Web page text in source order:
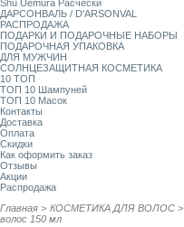
Shu Uemura Расчески
ДАРСОНВАЛЬ / D'ARSONVAL
РАСПРОДАЖА
ПОДАРКИ И ПОДАРОЧНЫЕ НАБОРЫ
ПОДАРОЧНАЯ УПАКОВКА
ДЛЯ МУЖЧИН
СОЛНЦЕЗАЩИТНАЯ КОСМЕТИКА
10 ТОП
ТОП 10 Шампуней
ТОП 10 Масок
Контакты
Доставка
Оплата
Скидки
Как оформить заказ
Отзывы
Акции
Распродажа
Главная > КОСМЕТИКА ДЛЯ ВОЛОС >
волос 150 мл